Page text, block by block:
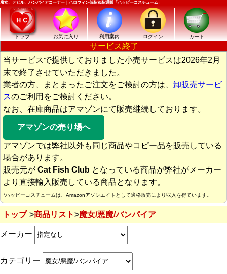
魔女、デビル、バンパイアコーナー｜ハロウィン仮装衣装通販「ハッピーコスチューム」
トップ お気に入り 利用案内 ログイン カート
サービス終了
当サービスで提供しておりました小売サービスは2026年2月
末で終了させていただきました。
業者の方、まとまったご注文をご検討の方は、 卸販売サービ
スのご利用をご検討ください。
なお、在庫商品はアマゾンにて販売継続しております。
アマゾンの売り場へ
アマゾンでは弊社以外も同じ商品やコピー品を販売している
場合があります。
販売元が Cat Fish Club となっている商品が弊社がメーカー
より直接輸入販売している商品となります。
*ハッピーコスチュームは、Amazonアソシエイトとして適格販売により収入を得ています。
トップ 商品リスト 魔女/悪魔/バンパイア
メーカー
カテゴリー